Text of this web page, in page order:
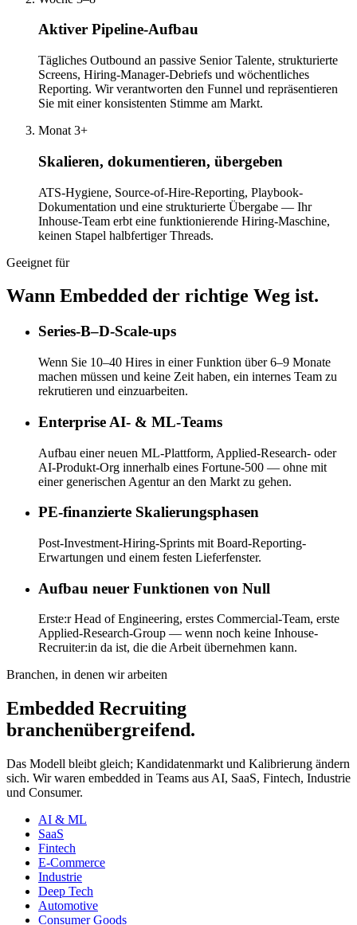
Aktiver Pipeline-Aufbau
Tägliches Outbound an passive Senior Talente, strukturierte
Screens, Hiring-Manager-Debriefs und wöchentliches
Reporting. Wir verantworten den Funnel und repräsentieren
Sie mit einer konsistenten Stimme am Markt.
Monat 3+
Skalieren, dokumentieren, übergeben
ATS-Hygiene, Source-of-Hire-Reporting, Playbook-
Dokumentation und eine strukturierte Übergabe — Ihr
Inhouse-Team erbt eine funktionierende Hiring-Maschine,
keinen Stapel halbfertiger Threads.
Geeignet für
Wann Embedded der richtige Weg ist.
Series-B–D-Scale-ups
Wenn Sie 10–40 Hires in einer Funktion über 6–9 Monate
machen müssen und keine Zeit haben, ein internes Team zu
rekrutieren und einzuarbeiten.
Enterprise AI- & ML-Teams
Aufbau einer neuen ML-Plattform, Applied-Research- oder
AI-Produkt-Org innerhalb eines Fortune-500 — ohne mit
einer generischen Agentur an den Markt zu gehen.
PE-finanzierte Skalierungsphasen
Post-Investment-Hiring-Sprints mit Board-Reporting-
Erwartungen und einem festen Lieferfenster.
Aufbau neuer Funktionen von Null
Erste:r Head of Engineering, erstes Commercial-Team, erste
Applied-Research-Group — wenn noch keine Inhouse-
Recruiter:in da ist, die die Arbeit übernehmen kann.
Branchen, in denen wir arbeiten
Embedded Recruiting
branchenübergreifend.
Das Modell bleibt gleich; Kandidatenmarkt und Kalibrierung ändern
sich. Wir waren embedded in Teams aus AI, SaaS, Fintech, Industrie
und Consumer.
AI & ML
SaaS
Fintech
E-Commerce
Industrie
Deep Tech
Automotive
Consumer Goods